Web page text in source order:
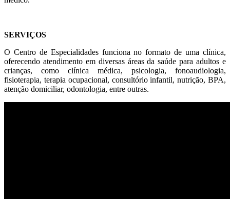
SERVIÇOS
O Centro de Especialidades funciona no formato de uma clínica,
oferecendo atendimento em diversas áreas da saúde para adultos e
crianças, como clínica médica, psicologia, fonoaudiologia,
fisioterapia, terapia ocupacional, consultório infantil, nutrição, BPA,
atenção domiciliar, odontologia, entre outras.